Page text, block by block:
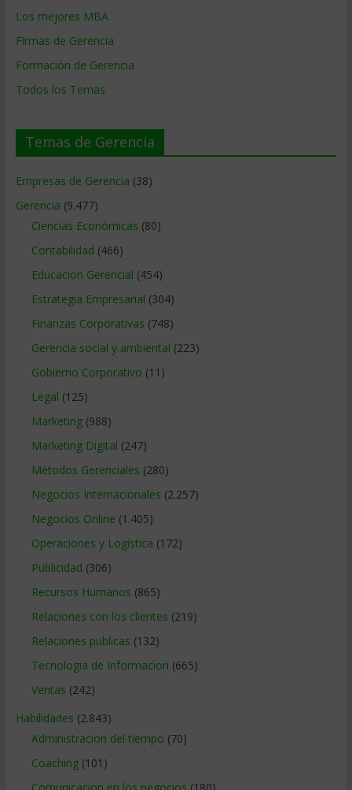
Los mejores MBA
Firmas de Gerencia
Formación de Gerencia
Todos los Temas
Temas de Gerencia
Empresas de Gerencia (38)
Gerencia (9.477)
Ciencias Económicas (80)
Contabilidad (466)
Educacion Gerencial (454)
Estrategia Empresarial (304)
Finanzas Corporativas (748)
Gerencia social y ambiental (223)
Gobierno Corporativo (11)
Legal (125)
Marketing(988)
Marketing Digital (247)
Métodos Gerenciales (280)
Negocios Internacionales (2.257)
Negocios Online (1.405)
Operaciones y Logística (172)
Publicidad (306)
Recursos Humanos (865)
Relaciones con los clientes (219)
Relaciones publicas (132)
Tecnologia de Informacion (665)
Ventas (242)
Habilidades (2.843)
Administracion del tiempo (70)
Coaching(101)